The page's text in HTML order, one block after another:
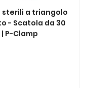
sterili a triangolo
- Scatola da 30
P-Clamp